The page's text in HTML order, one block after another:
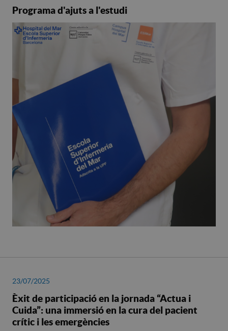
Programa d'ajuts a l'estudi
23/07/2025
Èxit de participació en la jornada “Actua i
Cuida”: una immersió en la cura del pacient
crític i les emergències